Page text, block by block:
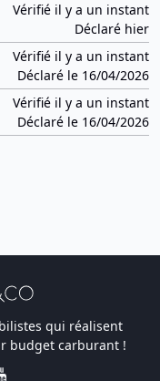
Vérifié il y a un instant
Déclaré hier
Vérifié il y a un instant
Déclaré le 16/04/2026
Vérifié il y a un instant
Déclaré le 16/04/2026
qui réalisent
budget carburant !